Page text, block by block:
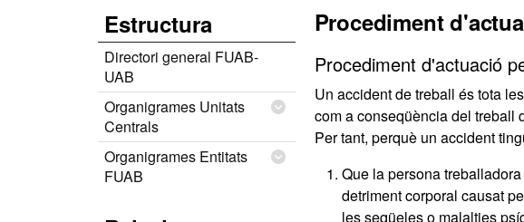
Estructura
Directori general FUAB-
UAB
Organigrames Unitats
Centrals
Organigrames Entitats
FUAB
Procediment
Procediment d'actuació
Un accident de treball és tota
com a conseqüència del treball
Per tant, perquè un accident
Que la persona
detriment corporal causat
les seqüeles o malalties